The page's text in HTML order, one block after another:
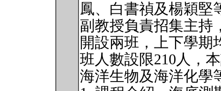
鳳、白書禎及楊穎堅
副教授負責招集主持
開設兩班，上下學期
班人數設限210人，
海洋生物及海洋化學